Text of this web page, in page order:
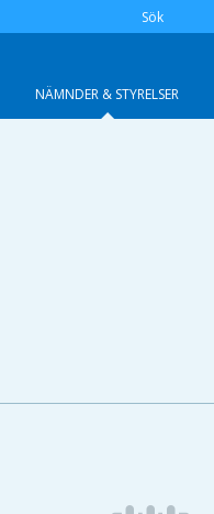
Sök
NÄMNDER & STYRELSER